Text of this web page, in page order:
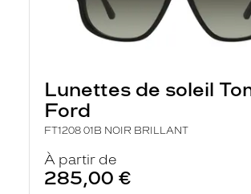
Lunettes de soleil
Ford
FT1208 01B NOIR BRILLANT
À partir de
285,00 €